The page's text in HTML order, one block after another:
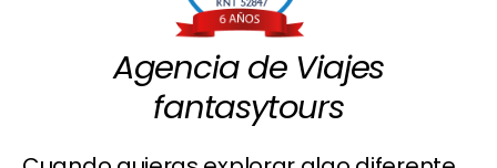
Agencia de Viajes
fantasytours